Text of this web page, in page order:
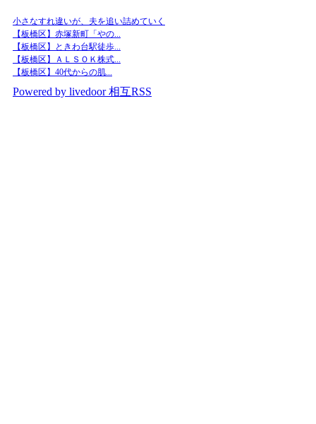
小さなすれ違いが、夫を追い詰めていく
【板橋区】赤塚新町「やの...
【板橋区】ときわ台駅徒歩...
【板橋区】ＡＬＳＯＫ株式...
【板橋区】40代からの肌...
Powered by livedoor 相互RSS